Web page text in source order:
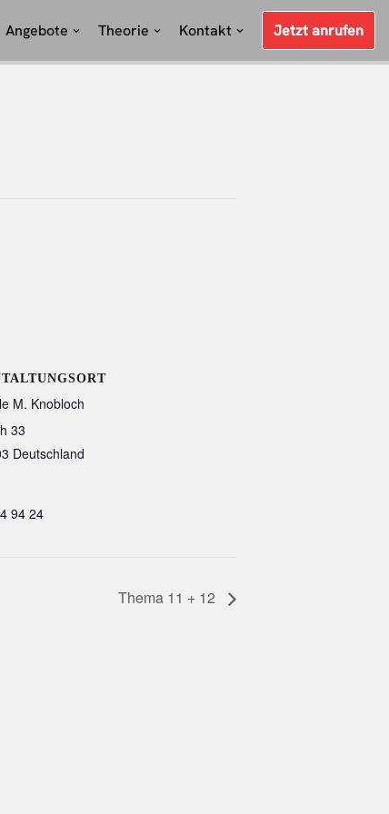
Angebote Theorie Kontakt Jetzt anrufen
M. Knobloch
33
Deutschland
94 24
Thema 11 + 12